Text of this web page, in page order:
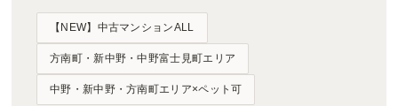
【NEW】中古マンションALL
方南町・新中野・中野富士見町エリア
中野・新中野・方南町エリア×ペット可